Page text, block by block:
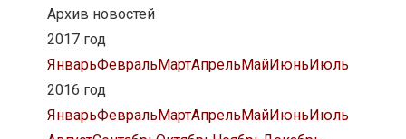
Архив новостей
2017 год
ЯнварьФевраль МартАпрель МайИюнь Июль
2016 год
ЯнварьФевраль МартАпрель МайИюнь Июль